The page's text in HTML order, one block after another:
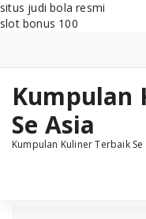
situs judi bola resmi
slot bonus 100
content
Kumpulan
Se Asia
Kumpulan Kuliner Terbaik Se